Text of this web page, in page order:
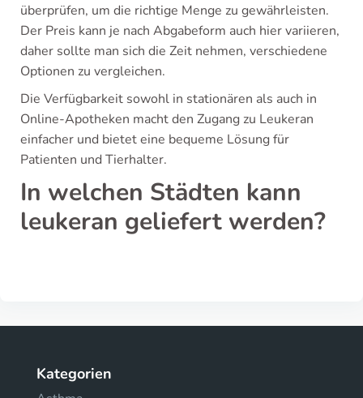
überprüfen, um die richtige Menge zu gewährleisten.
Der Preis kann je nach Abgabeform auch hier variieren,
daher sollte man sich die Zeit nehmen, verschiedene
Optionen zu vergleichen.
Die Verfügbarkeit sowohl in stationären als auch in
Online-Apotheken macht den Zugang zu Leukeran
einfacher und bietet eine bequeme Lösung für
Patienten und Tierhalter.
In welchen Städten kann
leukeran geliefert werden?
Kategorien